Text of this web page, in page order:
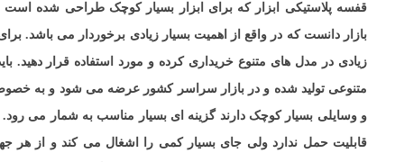
قفسه پلاستیکی ابزار که برای ابزار بسیار کوچک طراحی شده
بازار دانست که در واقع از اهمیت بسیار زیادی برخوردار می باشد.
زیادی در مدل های متنوع خریداری کرده و مورد استفاده قرار دهید.
متنوعی تولید شده و در بازار سراسر کشور عرضه می شود و به
و وسایلی بسیار کوچک دارند گزینه ای بسیار مناسب به شمار می
قابلیت حمل ندارد ولی جای بسیار کمی را اشغال می کند و از هر